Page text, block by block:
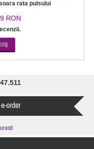
rata pulsului
RON
order